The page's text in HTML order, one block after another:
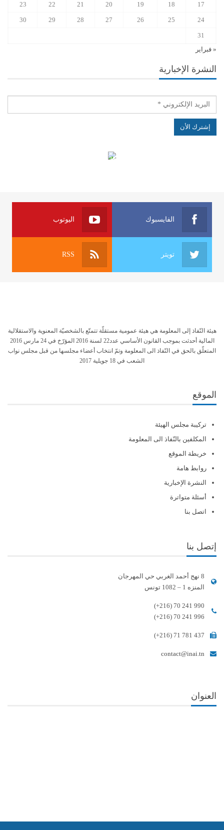
17
18
19
20
21
22
23
24
25
26
27
28
29
30
31
« فبراير
النشرة الإخبارية
الهياكل الخاضعة لقانون النفاذ إلى المعلومة
الفايسبوك اليوتوب
تويتر RSS
هيئة النّفاذ إلى المعلومة هي هيئة عمومية مستقلّة تتمتّع بالشخصيّة المعنوية والاستقلالية
المالية أحدثت بموجب القانون الأساسي عدد22 لسنة 2016 المؤرّخ في 24 مارس 2016
المتعلّق بالحق في النّفاذ الى المعلومة وتمّ انتخاب أعضاء مجلسها من قبل مجلس نواب
الشعب في 18 جويلية 2017
الموقع
تركيبة مجلس الهيئة
المكلفين بالنّفاذ الى المعلومة
خريطة الموقع
روابط هامة
النشرة الإخبارية
أسئلة متواترة
اتصل بنا
إتصل بنا
8 نهج أحمد الغربي حي المهرجان
المنزه 1 – 1082 تونس
(+216) 70 241 990
(+216) 70 241 996
(+216) 71 781 437
contact@inai.tn
العنوان